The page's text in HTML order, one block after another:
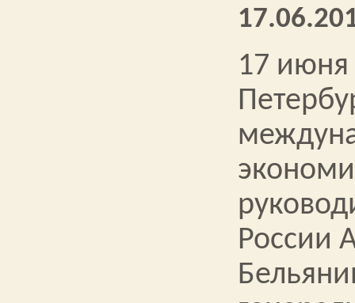
17 июня
России